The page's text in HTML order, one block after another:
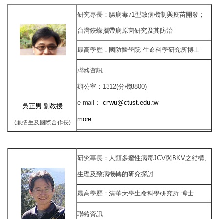
吳正男 副 教授
(兼招生及國際合作長)
研究專長 ： 腸病毒71型致病機制與疫苗開發；
台灣鋏蠓攜帶病原菌研究及其防治
最高學歷 ： 國防醫學院 生命科學研究所博士
聯絡資訊
辦公室 ： 1312(分機8800)
e mail ： cnwu@ctust.edu.tw
more
研究專長 ： 人類多瘤性病毒JCV與BKV之結構、
生理及致病機轉的研究探討
最高學歷 ： 清華大學生命科學研究所 博士
聯絡資訊